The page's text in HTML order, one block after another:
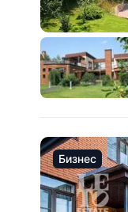
Бизнес